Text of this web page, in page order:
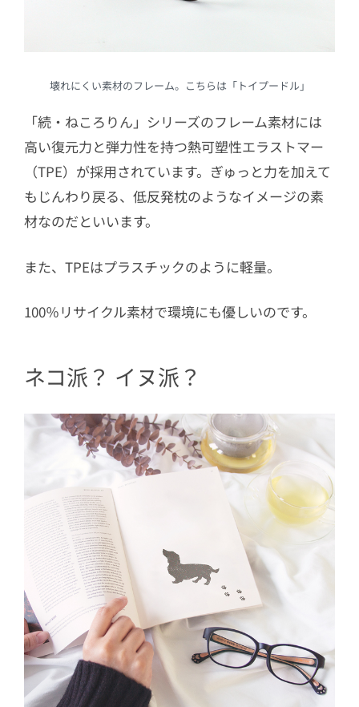
壊れにくい素材のフレーム。こちらは「トイプードル」
「続・ねころりん」シリーズのフレーム素材には
高い復元力と弾力性を持つ熱可塑性エラストマー
（TPE）が採用されています。ぎゅっと力を加えて
もじんわり戻る、低反発枕のようなイメージの素
材なのだといいます。
また、TPEはプラスチックのように軽量。
100％リサイクル素材で環境にも優しいのです。
ネコ派？ イヌ派？